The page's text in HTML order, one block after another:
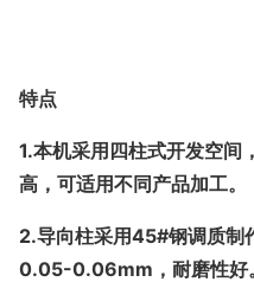
特点
1.本机采用四柱式开发空间
高，可适用不同产品加工。
2.导向柱采用45#钢调质制
0.05-0.06mm，耐磨性好。